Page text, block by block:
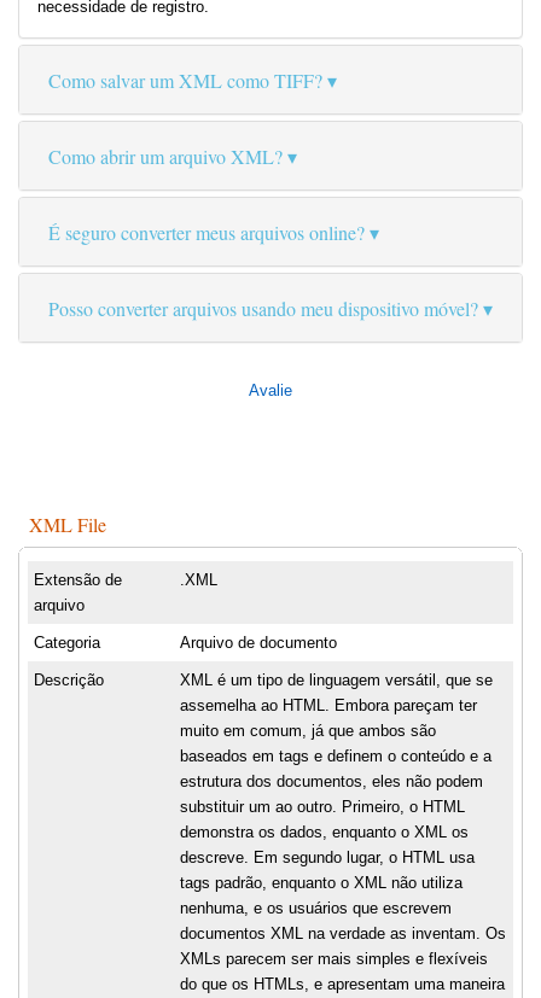
necessidade de registro.
Como salvar um XML como TIFF?
Como abrir um arquivo XML?
É seguro converter meus arquivos online?
Posso converter arquivos usando meu dispositivo móvel?
Avalie
XML File
Extensão de
arquivo
.XML
Categoria Arquivo de documento
Descrição
XML é um tipo de linguagem versátil, que se
assemelha ao HTML. Embora pareçam ter
muito em comum, já que ambos são
baseados em tags e definem o conteúdo e a
estrutura dos documentos, eles não podem
substituir um ao outro. Primeiro, o HTML
demonstra os dados, enquanto o XML os
descreve. Em segundo lugar, o HTML usa
tags padrão, enquanto o XML não utiliza
nenhuma, e os usuários que escrevem
documentos XML na verdade as inventam. Os
XMLs parecem ser mais simples e flexíveis
do que os HTMLs, e apresentam uma maneira